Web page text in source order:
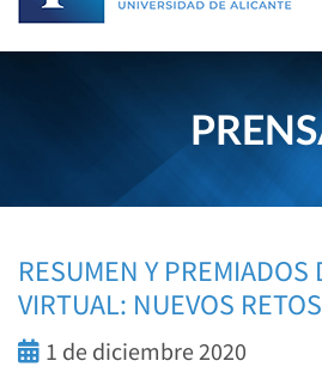
RESUMEN Y PREMIADOS
VIRTUAL: NUEVOS
1 de diciembre 2020